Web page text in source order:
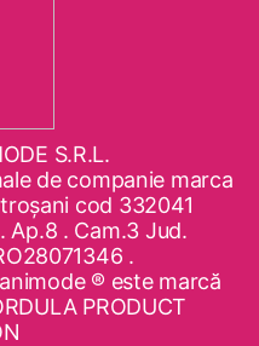
S.R.L.
de companie marca
cod 332041
Ap.8 . Cam.3 Jud.
.
® este marcă
PRODUCT